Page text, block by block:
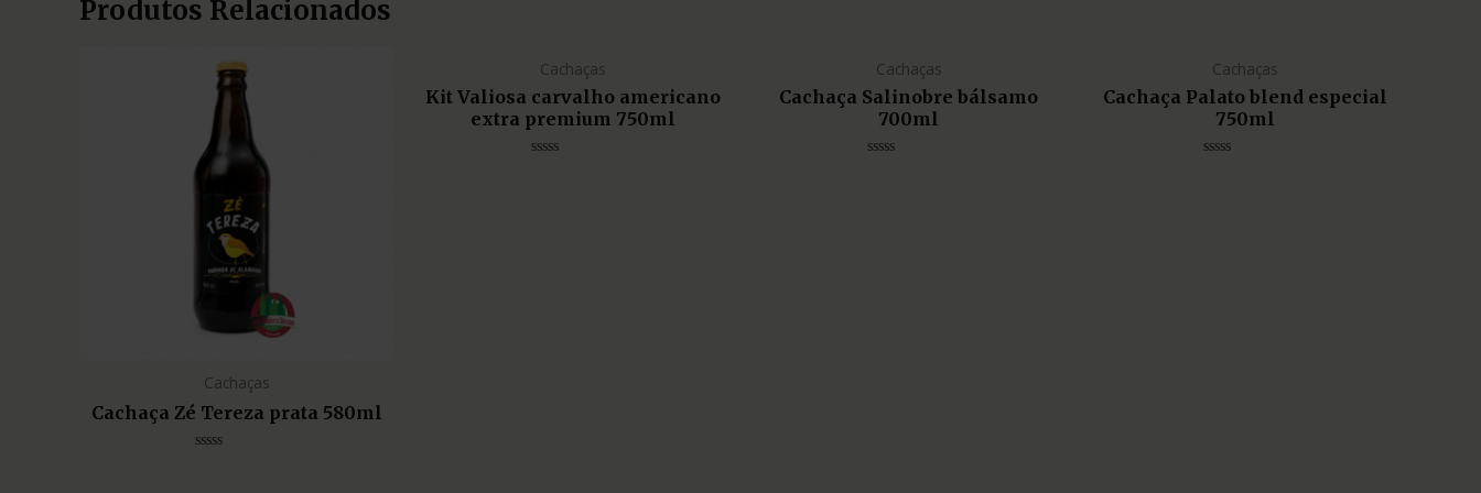
Produtos Relacionados
Cachaças
Cachaça Zé Tereza prata 580ml
Cachaças
Kit Valiosa carvalho americano
extra premium 750ml
Cachaças
Cachaça Salinobre bálsamo
700ml
Cachaças
Cachaça Palato blend especial
750ml